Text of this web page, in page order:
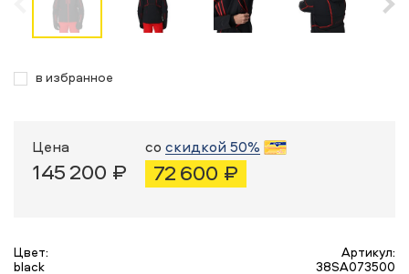
в избранное
Цена
145 200 ₽
со скидкой 50%
72 600 ₽
Цвет:
black
Артикул:
38SA073500